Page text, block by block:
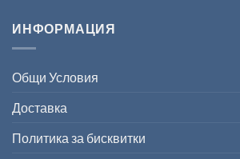
ИНФОРМАЦИЯ
Общи Условия
Доставка
Политика за бисквитки